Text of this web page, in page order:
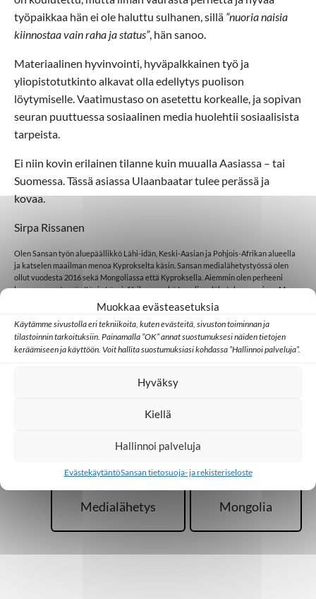
Muokkaa evästeasetuksia
Käytämme sivustolla eri tekniikoita, kuten evästeitä, sivuston toiminnan ja
tilastoinnin tarkoituksiin. Painamalla ”OK” annat suostumuksesi näiden tietojen
keräämiseen ja käyttöön. Voit hallita suostumuksiasi kohdassa ”Hallinnoi palveluja”.
Hyväksy
Kiellä
Hallinnoi palveluja
EvästekäytäntöSansan tietosuoja- ja rekisteriseloste
työpaikkaa hän ei ole haluttu sulhanen, sillä “nuoria naisia
kiinnostaa vain raha ja status”, hän sanoo.
Materiaalinen hyvinvointi, hyväpalkkainen työ ja
yliopistotutkinto alkavat olla edellytys puolison
löytymiselle. Vaatimustaso on asetettu korkealle, ja sopivan
seuran puuttuessa sosiaalinen media huolehtii sosiaalisista
tarpeista.
Ei niin kovin erilainen tilanne kuin muualla Aasiassa – tai
Suomessa. Tässä asiassa Ulaanbaatar tulee perässä ja
kovaa.
Sirpa Rissanen
Olen Sansan työn aluepäällikkö Lähi-idän, Keski-Aasian ja Pohjois-Afrikan alueella
ja katselen maailman menoa Kyprokselta käsin. Sansan medialähetystyössä olen
ollut vuodesta 2016 sekä Mongoliassa että Kyproksella. Aiemmin olen perheeni
kanssa asunut myös Itä- ja Länsi-Afrikassa sekä Israelissa lähetyksen parissa. Me
kaikki haluaisimme olla tekemässä suuria tekoja ja muuttaa maailmaa. Päiviini
kuuluu kuitenkin enimmäkseen pieniä asioita. Jostain on jokainen päivä aloitettava.
Aasia
Medialähetys Mongolia